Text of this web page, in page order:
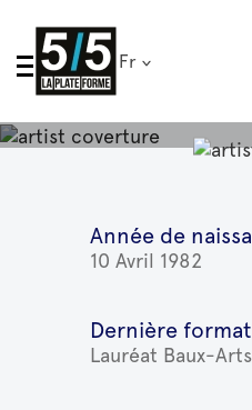
Skip
content
Fr
Année de
10 Avril 1982
Dernière
Lauréat Baux-